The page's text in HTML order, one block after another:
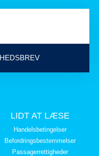
LIDT AT LÆSE
Handelsbetingelser
Befordringsbestemmelser
Passagerrettigheder